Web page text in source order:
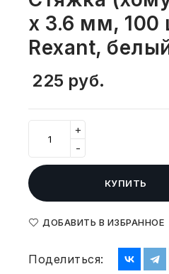
ХОЗТОВАРЫ И ХИМИЯ
МЕБЕЛЬ
МЕБЕЛЬ
МЕДИЦИНСКИЕ ТОВАРЫ
РАЗВИВАЮЩЕЕ
СВОБОДНЫЙ ОСТАТОК
х 3.6 мм, 100
Rexant,
225 руб.
+
-
КУПИТЬ
ДОБАВИТЬ В ИЗБРАННОЕ
Поделиться: